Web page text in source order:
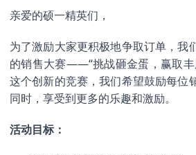
亲爱的硕一精英们，
为了激励大家更积极地争取订单，我
的销售大赛——“挑战砸金蛋，赢取丰
这个创新的竞赛，我们希望鼓励每位
同时，享受到更多的乐趣和激励。
活动目标：